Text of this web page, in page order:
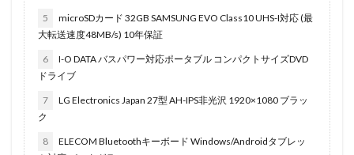
5
microSDカード 32GB SAMSUNG EVO Class10 UHS-I対応 (最
大転送速度48MB/s) 10年保証
6
I-O DATA バスパワー対応ポータブル コンパクトサイズDVD
ドライブ
7
LG Electronics Japan 27型 AH-IPS非光沢 1920×1080 ブラッ
ク
8
ELECOM Bluetoothキーボード Windows/Androidタブレッ